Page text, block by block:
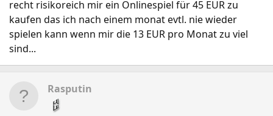
recht risikoreich mir ein Onlinespiel für 45 EUR zu
kaufen das ich nach einem monat evtl. nie wieder
spielen kann wenn mir die 13 EUR pro Monat zu viel
sind...
Rasputin